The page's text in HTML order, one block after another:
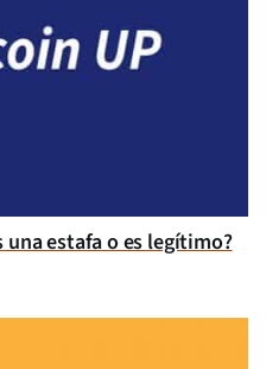
una estafa o es legítimo?